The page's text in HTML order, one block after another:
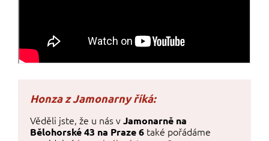
Věděli jste, že u nás vJamonarně na
Bělohorské 43 na Praze 6 také pořádáme